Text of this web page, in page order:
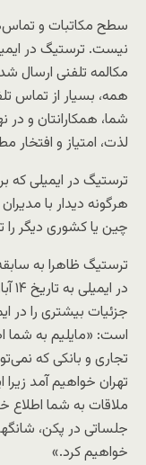
سطح مکاتبات و
مکالمه تلفنی ارسال
همه، بسیار از تماس
شما، همکارانتان و
لذت، امتیاز و
ترستیگ در ایمیلی که
هرگونه دیدار با
چین یا کشوری دیگر را
ترستیگ ظاهرا به
جزئیات بیشتری را در
است: «مایلیم به شما
تجاری و بانکی که
تهران خواهیم آمد
ملاقات به شما اطلاع
جلساتی در پکن،
خواهیم کرد.»